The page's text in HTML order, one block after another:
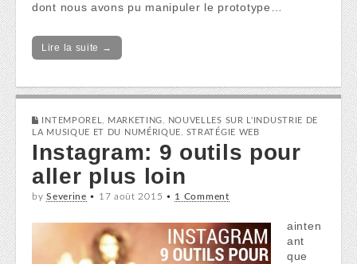
dont nous avons pu manipuler le prototype…
Lire la suite →
INTEMPOREL MARKETING
NOUVELLES SUR L'INDUSTRIE DE
LA MUSIQUE ET DU NUMÉRIQUE
STRATÉGIE WEB
Instagram: 9 outils pour
aller plus loin
bySeverine • 17 août 2015 • 1 Comment
ainten
ant
que